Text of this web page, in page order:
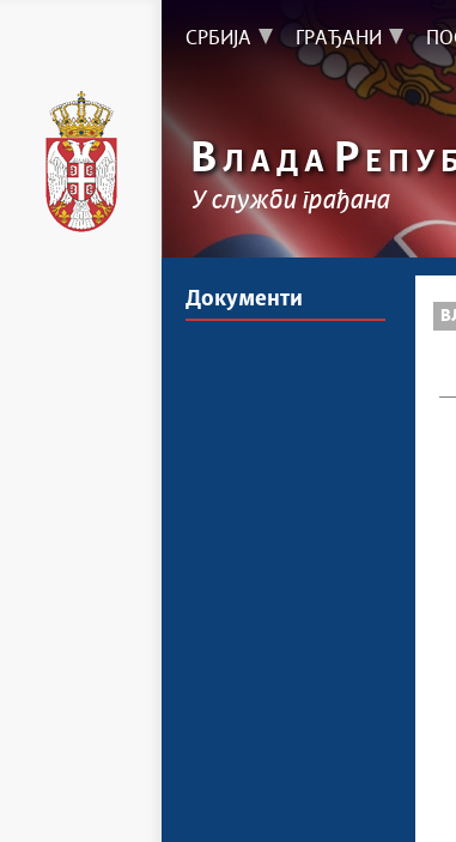
СРБИЈА ГРАЂАНИ
ВЛАДА Р
У служби грађана
Документи